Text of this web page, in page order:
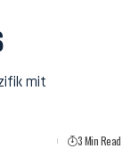
mit
3 Min Read